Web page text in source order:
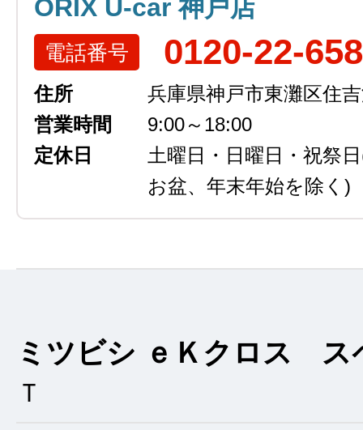
ORIX U-car 神戸店
電話番号 0120-22-
住所
兵庫県神戸市東灘区住
営業時間
9:00～18:00
定休日
土曜日・日曜日・祝祭日
お盆、年末年始を除く)
ミツビシ ｅＫクロス ス
Ｔ